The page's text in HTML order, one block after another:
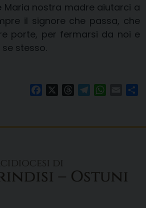
Maria nostra madre aiutarci a
il signore che passa, che
porte, per fermarsi da noi e
stesso.
FacebookThreadsTelegram Email